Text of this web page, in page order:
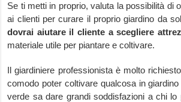
Se ti metti in proprio, valuta la possibilità di
ai clienti per curare il proprio giardino da
dovrai aiutare il cliente a scegliere
materiale utile per piantare e coltivare.
Il giardiniere professionista è molto
comodo poter coltivare qualcosa in giardino
verde sa dare grandi soddisfazioni a chi